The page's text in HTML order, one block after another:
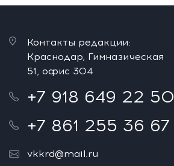
Контакты редакции:
Краснодар, Гимназическая
51, офис 304
+7 918 649 22 50
+7 861 255 36 67
vkkrd@mail.ru